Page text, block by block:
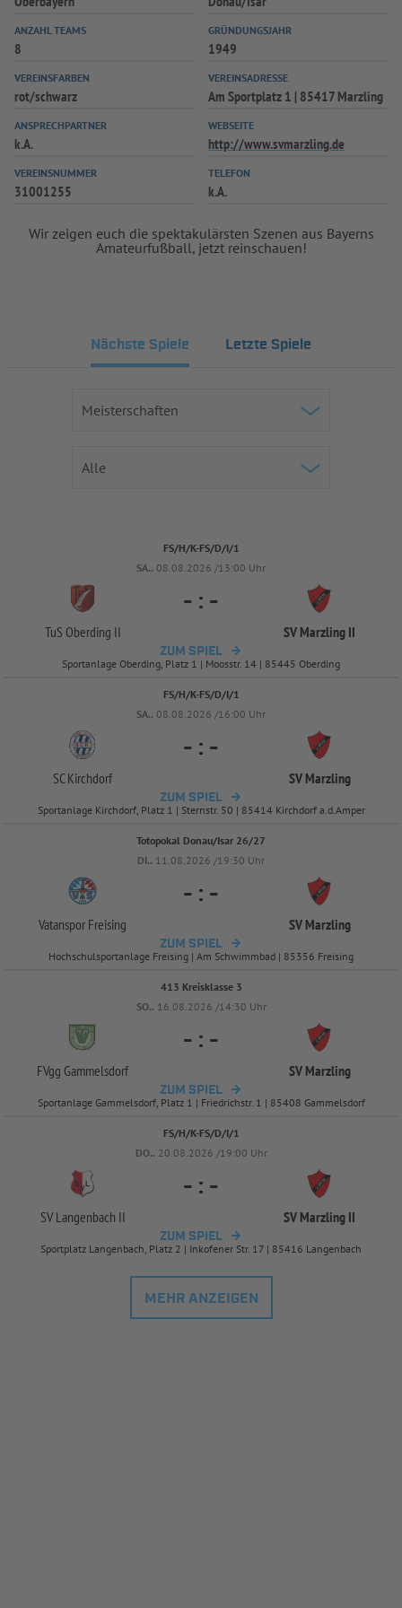
ANZAHL TEAMS
8
GRÜNDUNGSJAHR
1949
VEREINSFARBEN
rot/schwarz
VEREINSADRESSE
Am Sportplatz 1 | 85417 Marzling
ANSPRECHPARTNER
k.A.
WEBSEITE
http://www.svmarzling.de
VEREINSNUMMER
31001255
TELEFON
k.A.
Wir zeigen euch die spektakulärsten Szenen aus Bayerns
Amateurfußball, jetzt reinschauen!
Nächste Spiele Letzte Spiele
FS/H/K-FS/D/I/1
SA.. 08.08.2026 /13:00 Uhr
TuS Oberding II
- : -
SV Marzling II
ZUM SPIEL
Sportanlage Oberding, Platz 1 | Moosstr. 14 | 85445 Oberding
FS/H/K-FS/D/I/1
SA.. 08.08.2026 /16:00 Uhr
SC Kirchdorf
- : -
SV Marzling
ZUM SPIEL
Sportanlage Kirchdorf, Platz 1 | Sternstr. 50 | 85414 Kirchdorf a.d.Amper
Totopokal Donau/Isar 26/27
DI.. 11.08.2026 /19:30 Uhr
Vatanspor Freising
- : -
SV Marzling
ZUM SPIEL
Hochschulsportanlage Freising | Am Schwimmbad | 85356 Freising
413 Kreisklasse 3
SO.. 16.08.2026 /14:30 Uhr
FVgg Gammelsdorf
- : -
SV Marzling
ZUM SPIEL
Sportanlage Gammelsdorf, Platz 1 | Friedrichstr. 1 | 85408 Gammelsdorf
FS/H/K-FS/D/I/1
DO.. 20.08.2026 /19:00 Uhr
SV Langenbach II
- : -
SV Marzling II
ZUM SPIEL
Sportplatz Langenbach, Platz 2 | Inkofener Str. 17 | 85416 Langenbach
MEHR ANZEIGEN